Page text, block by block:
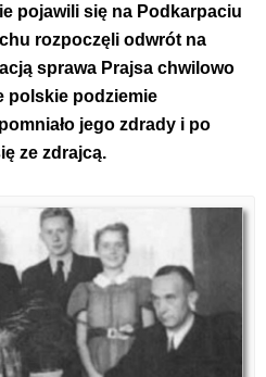
pojawili się na Podkarpaciu
rozpoczęli odwrót na
sprawa Prajsa chwilowo
polskie podziemie
jego zdrady i po
ze zdrajcą.